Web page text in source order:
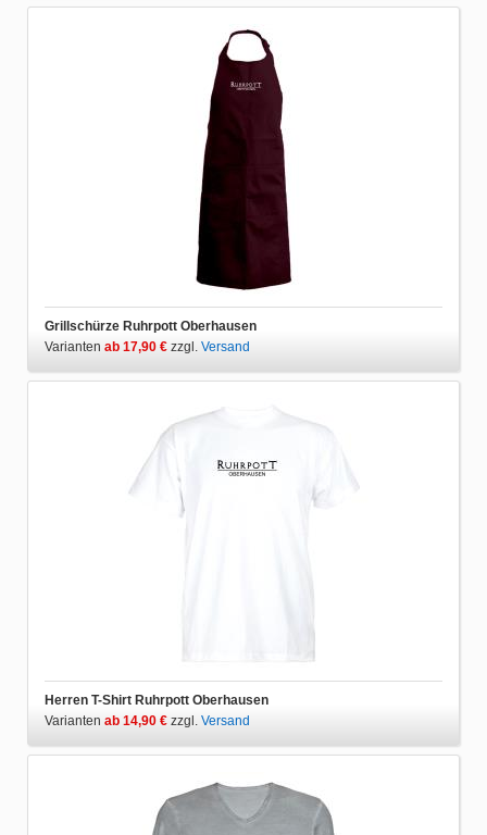
Grillschürze Ruhrpott Oberhausen
Varianten ab 17,90 € zzgl. Versand
Herren T-Shirt Ruhrpott Oberhausen
Varianten ab 14,90 € zzgl. Versand